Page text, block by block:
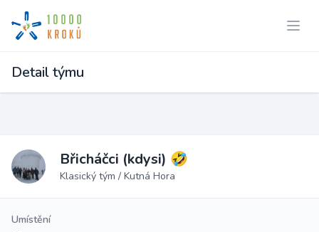
Detail týmu
Břicháčci (kdysi) 🤣
Klasický tým / Kutná Hora
Umístění